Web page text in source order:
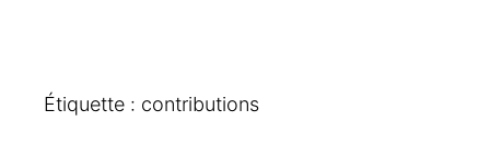
Étiquette : contributions